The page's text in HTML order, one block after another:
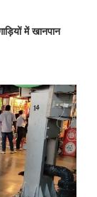
में खानपान